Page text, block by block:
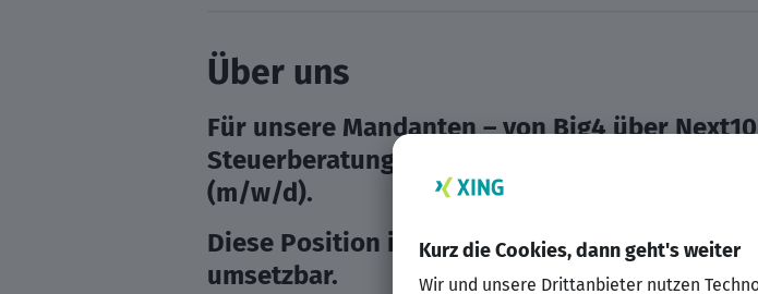
Über uns
Für unsere Mandanten – von Big4 über
Steuerberatungsgesellschaften – suchen wir
(m/w/d).
Diese Position ist flexibel am Standort vor
umsetzbar.